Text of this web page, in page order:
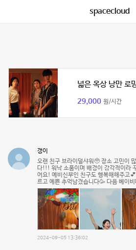
spacecloud
넓은 옥상 낭만 로
29,000 원/시간
갱이
오랜 친구 브라이덜샤워🥹 장소 고민이
다!!! 워낙 소품이며 배경이 감각적이라
어요! 예비신부인 친구도 행복해해주고
르고 예쁜 추억남겼습니다🥳 다음 베이
2024-09-05 13:36:02